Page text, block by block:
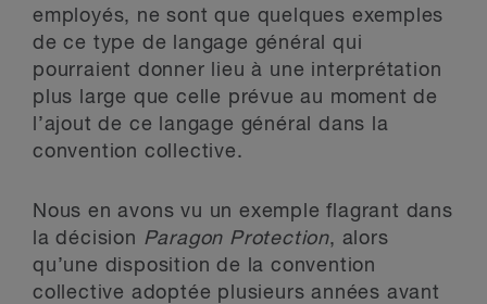
employés, ne sont que quelques exemples
de ce type de langage général qui
pourraient donner lieu à une interprétation
plus large que celle prévue au moment de
l’ajout de ce langage général dans la
convention collective.
Nous en avons vu un exemple flagrant dans
la décision Paragon Protection, alors
qu’une disposition de la convention
collective adoptée plusieurs années avant